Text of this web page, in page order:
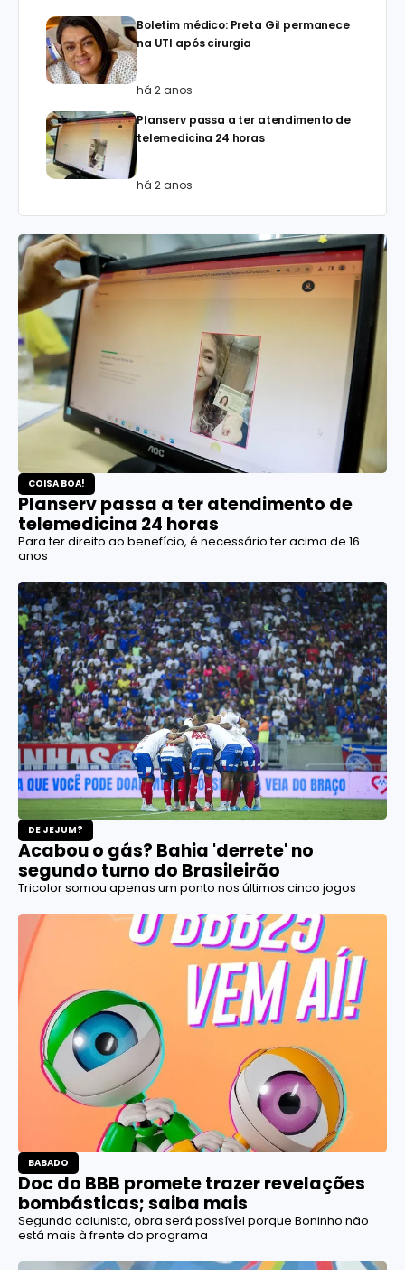
Boletim médico: Preta Gil permanece
na UTI após cirurgia
há 2 anos
Planserv passa a ter atendimento de
telemedicina 24 horas
há 2 anos
COISA BOA!
Planserv passa a ter atendimento de
telemedicina 24 horas
Para ter direito ao benefício, é necessário ter acima de 16
anos
DE JEJUM?
Acabou o gás? Bahia 'derrete' no
segundo turno do Brasileirão
Tricolor somou apenas um ponto nos últimos cinco jogos
BABADO
Doc do BBB promete trazer revelações
bombásticas; saiba mais
Segundo colunista, obra será possível porque Boninho não
está mais à frente do programa